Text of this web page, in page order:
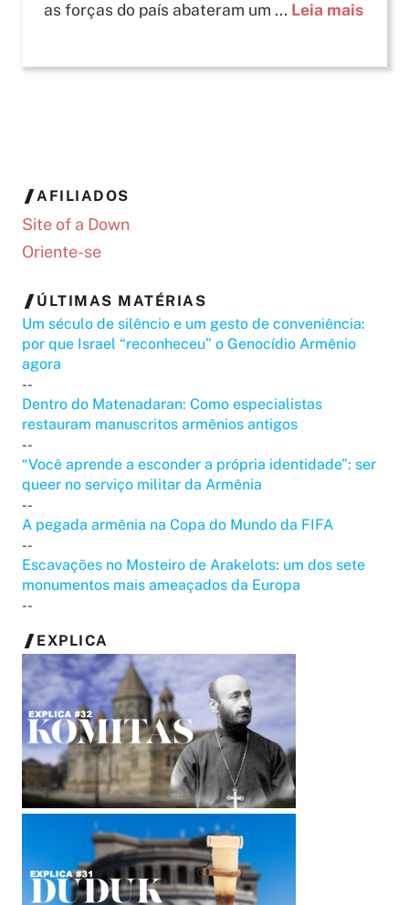
as forças do país abateram um ... Leia mais
AFILIADOS
Site of a Down
Oriente-se
ÚLTIMAS MATÉRIAS
Um século de silêncio e um gesto de conveniência:
por que Israel “reconheceu” o Genocídio Armênio
agora
--
Dentro do Matenadaran: Como especialistas
restauram manuscritos armênios antigos
--
“Você aprende a esconder a própria identidade”: ser
queer no serviço militar da Armênia
--
A pegada armênia na Copa do Mundo da FIFA
--
Escavações no Mosteiro de Arakelots: um dos sete
monumentos mais ameaçados da Europa
--
EXPLICA